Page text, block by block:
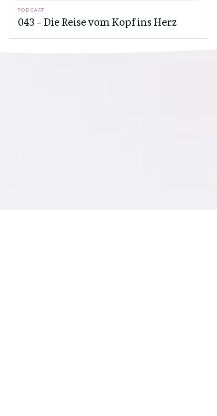
PODCAST
043 – Die Reise vom Kopf ins Herz